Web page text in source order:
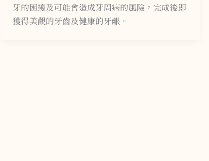
牙的困擾及可能會造成牙周病的風險，完成後即
獲得美觀的牙齒及健康的牙齦。